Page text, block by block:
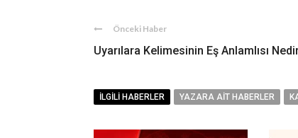
Önceki Haber
Uyarılara Kelimesinin Eş Anlamlısı
İLGILI HABERLER YAZARA AIT HABERLER